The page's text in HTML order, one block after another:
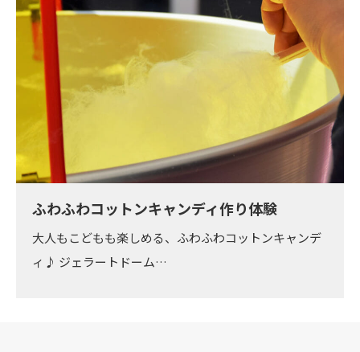
ふわふわコットンキャンディ作り体験
大人もこどもも楽しめる、ふわふわコットンキャンデ
ィ♪ ジェラートドーム…